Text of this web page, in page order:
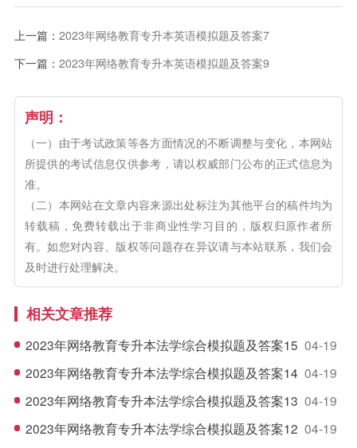
上一篇： 2023年网络教育专升本英语模拟题及答案7
下一篇： 2023年网络教育专升本英语模拟题及答案9
声明：
（一）由于考试政策等各方面情况的不断调整与变化，本网站
所提供的考试信息仅供参考，请以权威部门公布的正式信息为
准。
（二）本网站在文章内容来源出处标注为其他平台的稿件均为
转载稿，免费转载出于非商业性学习目的，版权归原作者所
有。如您对内容、版权等问题存在异议请与本站联系，我们会
及时进行处理解决。
相关文章推荐
2023年网络教育专升本法学综合模拟题及答案15 04-19
2023年网络教育专升本法学综合模拟题及答案14 04-19
2023年网络教育专升本法学综合模拟题及答案13 04-19
2023年网络教育专升本法学综合模拟题及答案12 04-19